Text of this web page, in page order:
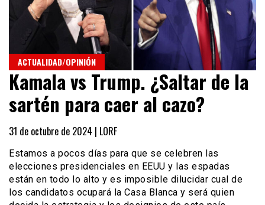
ACTUALIDAD/OPINIÓN
Kamala vs Trump. ¿Saltar de la
sartén para caer al cazo?
31 de octubre de 2024 | LORF
Estamos a pocos días para que se celebren las
elecciones presidenciales en EEUU y las espadas
están en todo lo alto y es imposible dilucidar cual de
los candidatos ocupará la Casa Blanca y será quien